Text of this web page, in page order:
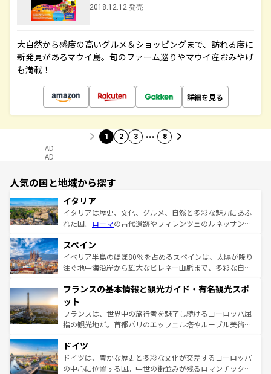
2018.12.12 発売
大自然から感度の高いグルメ＆ショッピングまで、訪れる度に
新発見があるマウイ島。旬のファーム巡りやマウイ産おみやげ
も満載！
詳細を見る
1 2 3 … 8
AD
AD
人気の国と地域から探す
イタリア
イタリアは歴史、文化、グルメ、自然と多彩な魅力にあふ
れた国。 ローマの古代遺跡やフィレンツェのルネッサンス
ろん、トスカーナの美しい田園風景やアマルフィ海岸の絶
景など、自然景観も見逃せない。観光の合間には、本場の
ピザやパスタなど、絶品のイタリア料理を堪能することも
ませてくれるイタリアで、忘れられない旅をしてみよう！
なお、新着のイタリア情報は
しい。
スペイン
イベリア半島のほぼ80％を占めるスペインは、太陽が降り
注ぐ地中海沿岸から雄大なピレネー山脈まで、多彩な自然
文化が根付くこの国では、情熱的なフラメンコ、熱気あふ
れる闘牛、そして美味しいタパスが生活の一部となってい
る。首都マドリードの洗練された雰囲気や、バルセロナの
アートに溢れた街角から、地方では古代ローマ遺跡や中世
せる。地方によって風土や気候が異なるスペインはその個
性で訪れる人を魅了する。 なお、新着のスペイン情報は コ
ンテンツ一覧を参照してほしい。
フランスの基本情報と観光ガイド・有名観光スポ
ット
フランスは、世界中の旅行者を魅了し続けるヨーロッパ屈
指の観光地だ。首都パリのエッフェル塔やルーブル美術館
で、幅広い魅力が詰まっている。華麗な宮殿、歴史的な大
聖堂、美しいビーチ、そして豊かな自然が、訪れる者を心
から魅了する。また、フランスは美食の国としても知ら
ドイツ
ドイツは、豊かな歴史と多彩な文化が交差するヨーロッパ
の中心に位置する国。中世の街並みが残るロマンチック街